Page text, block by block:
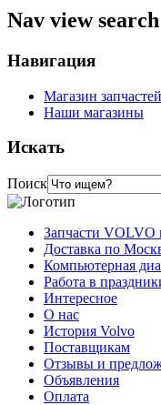
Nav view search
Навигация
Магазин
Наши магазины
Искать
Поиск
Запчасти VOLVO
Доставка по
Компьютерная
Работа в
Интересное
О нас
История Volvo
Поставщикам
Отзывы и
Объявления
Оплата